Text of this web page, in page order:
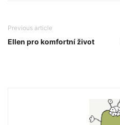
Previous article
Ellen pro komfortní život